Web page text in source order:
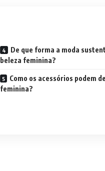
De que forma a moda
beleza feminina?
Como os acessórios podem
feminina?